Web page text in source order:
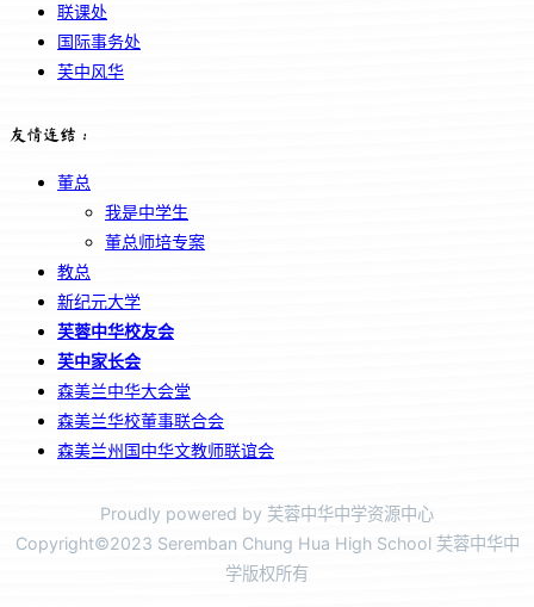
联课处
国际事务处
芙中风华
友情连结：
董总
我是中学生
董总师培专案
教总
新纪元大学
芙蓉中华校友会
芙中家长会
森美兰中华大会堂
森美兰华校董事联合会
森美兰州国中华文教师联谊会
Proudly powered by 芙蓉中华中学资源中心
Copyright©2023 Seremban Chung Hua High School 芙蓉中华中
学版权所有